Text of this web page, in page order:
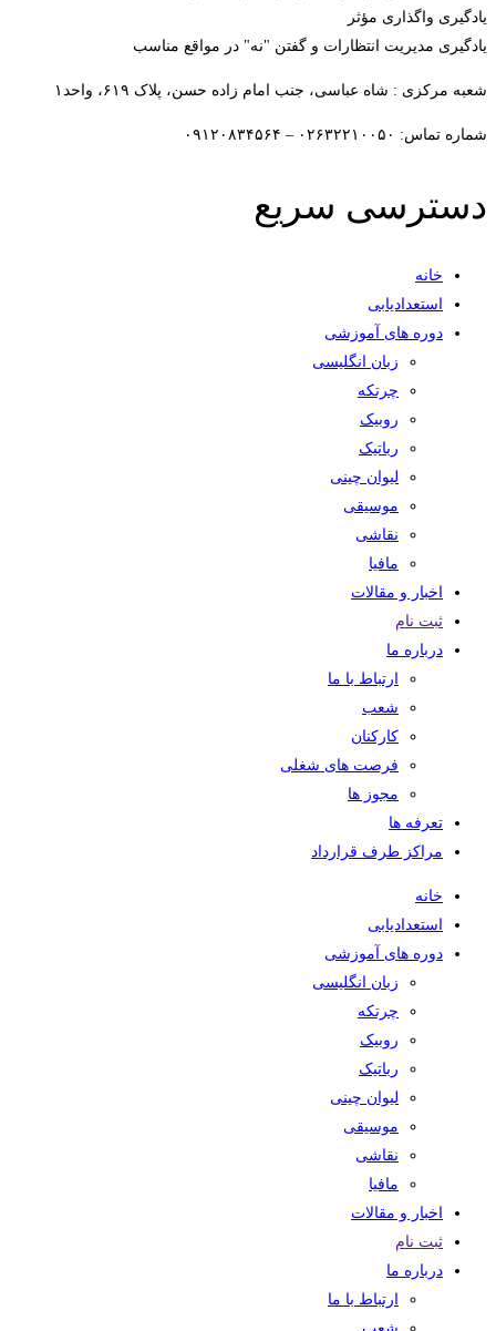
یادگیری واگذاری مؤثر
یادگیری مدیریت انتظارات و گفتن "نه" در مواقع مناسب
شعبه مرکزی : شاه عباسی، جنب امام زاده حسن، پلاک ۶۱۹، واحد۱​
شماره تماس: ۰۲۶۳۲۲۱۰۰۵۰ – ۰۹۱۲۰۸۳۴۵۶۴
دسترسی سریع
خانه
استعدادیابی
دوره های آموزشی
زبان انگلیسی
چرتکه
روبیک
رباتیک
لیوان چینی
موسیقی
نقاشی
مافیا
اخبار و مقالات
ثبت نام
درباره ما
ارتباط با ما
شعب
کارکنان
فرصت های شغلی
مجوز ها
تعرفه ها
مراکز طرف قرارداد
خانه
استعدادیابی
دوره های آموزشی
زبان انگلیسی
چرتکه
روبیک
رباتیک
لیوان چینی
موسیقی
نقاشی
مافیا
اخبار و مقالات
ثبت نام
درباره ما
ارتباط با ما